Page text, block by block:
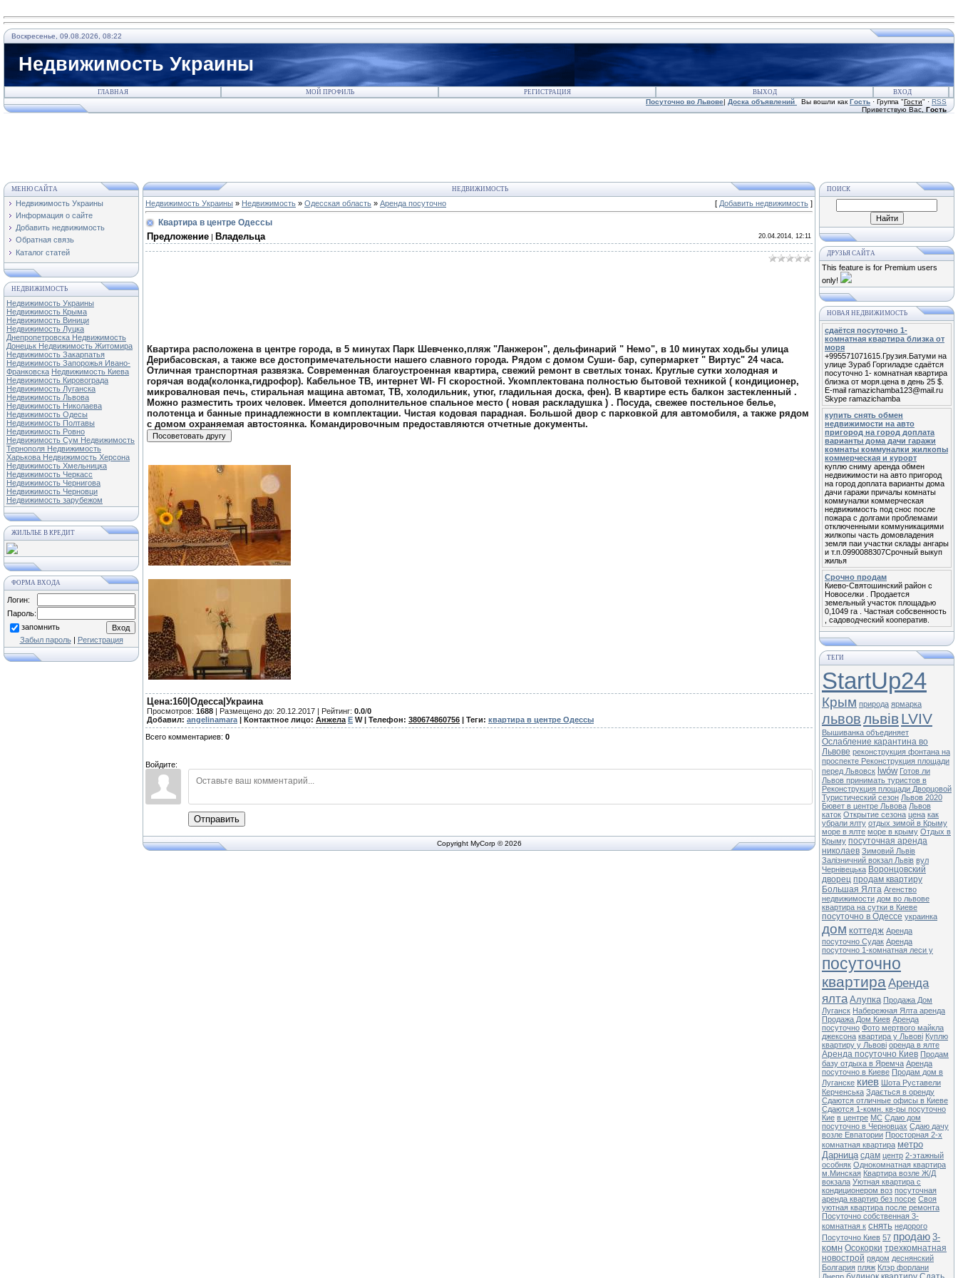
Воскресенье, 09.08.2026, 08:22
Недвижимость Украины
ГЛАВНАЯ МОЙ ПРОФИЛЬ РЕГИСТРАЦИЯ ВЫХОД ВХОД
Посуточно во Львове| Доска объявлений Вы вошли какГость · Группа "Гости" · RSS
Приветствую Вас Гость
МЕНЮ САЙТА
Недвижимость Украины
Информация о сайте
Добавить недвижимость
Обратная связь
Каталог статей
НЕДВИЖИМОСТЬ
Недвижимость Украины
Недвижимость Крыма
Недвижимость Виници
Недвижимость Луцка
Днепропетровска Недвижимость
Донецьк Недвижимость Житомира
Недвижимость Закарпатья
Недвижимость Запорожья Ивано-
Франковска Недвижимость Киева
Недвижимость Кировограда
Недвижимость Луганска
Недвижимость Львова
Недвижимость Николаева
Недвижимость Одесы
Недвижимость Полтавы
Недвижимость Ровно
Недвижимость Сум Недвижимость
Тернополя Недвижимость
Харькова Недвижимость Херсона
Недвижимость Хмельницка
Недвижимость Черкасс
Недвижимость Чернигова
Недвижимость Черновци
Недвижимость зарубежом
ЖИЛЬЛЬЕ В КРЕДИТ
ФОРМА ВХОДА
Логин:
Пароль:
запомнить
Забыл пароль| Регистрация
НЕДВИЖИМОСТЬ
Недвижимость Украины » Недвижимость » Одесская область » Аренда посуточно [ Добавить недвижимость ]
Квартира в центре Одессы
Предложение | Владельца 20.04.2014, 12:11
Квартира расположена в центре города, в 5 минутах Парк Шевченко,пляж "Ланжерон", дельфинарий " Немо", в 10 минутах ходьбы улица
Дерибасовская, а также все достопримечательности нашего славного города. Рядом с домом Суши- бар, супермаркет " Виртус" 24 часа.
Отличная транспортная развязка. Современная благоустроенная квартира, свежий ремонт в светлых тонах. Круглые сутки холодная и
горячая вода(колонка,гидрофор). Кабельное ТВ, интернет WI- FI скоростной. Укомплектована полностью бытовой техникой ( кондиционер,
микровалновая печь, стиральная мащина автомат, ТВ, холодильник, утюг, гладильная доска, фен). В квартире есть балкон застекленный .
Можно разместить троих человек. Имеется дополнительное спальное место ( новая раскладушка ) . Посуда, свежее постельное белье,
полотенца и банные принадлежности в комплектации. Чистая кодовая парадная. Большой двор с парковкой для автомобиля, а также рядом
с домом охраняемая автостоянка. Командировочным предоставляются отчетные документы.
Цена:160|Одесса|Украина
Просмотров: 1688 | Размещено до: 20.12.2017 | Рейтинг: 0.0/0
Добавил: angelinamara | Контактное лицо: Анжела E W| Телефон: 380674860756 | Теги: квартира в центре Одессы
Всего комментариев: 0
Войдите:
Отправить
Copyright MyCorp © 2026
ПОИСК
ДРУЗЬЯ САЙТА
This feature is for Premium users
only!
НОВАЯ НЕДВИЖИМОСТЬ
сдаётся посуточно 1-
комнатная квартира близка от
моря
+995571071615.Грузия.Батуми на
улице Зураб Горгиладзе сдаётся
посуточно 1- комнатная квартира
близка от моря.цена в день 25 $.
E-mail ramazichamba123@mail.ru
Skype ramazichamba
купить снять обмен
недвижимости на авто
пригород на город доплата
варианты дома дачи гаражи
комнаты коммуналки жилкопы
коммерческая и курорт
куплю сниму аренда обмен
недвижимости на авто пригород
на город доплата варианты дома
дачи гаражи причалы комнаты
коммуналки коммерческая
недвижимость под снос после
пожара с долгами проблемами
отключенными коммуникациями
жилкопы часть домовладения
земля паи участки склады ангары
и т.п.0990088307Срочный выкуп
жилья
Срочно продам
Киево-Святошинский район с
Новоселки . Продается
земельный участок площадью
0,1049 га . Частная собсвенность
, садоводческий кооператив.
ТЕГИ
StartUp24
Крым природа ярмарка
львовльвівLVIV
Вышиванка объединяет
Ослабление карантина во
Львове реконструкция фонтана на
проспекте Реконструкция площади
перед Львовск lwów Готов ли
Львов принимать туристов в
Реконструкция площади Дворцовой
Туристический сезон Львов 2020
Бювет в центре Львова Львов
каток Открытие сезона цена как
убрали ялту отдых зимой в Крыму
море в ялте море в крыму Отдых в
Крыму посуточная аренда
николаев Зимовий Львів
Залізничний вокзал Львів вул
Чернівецька Воронцовский
дворец продам квартиру
Большая Ялта Агенство
недвижимости дом во львове
квартира на сутки в Киеве
посуточно в Одессе украинка
дом коттедж Аренда
посуточно Судак Аренда
посуточно 1-комнатная леси у
посуточно
квартираАренда
ялта Алупка Продажа Дом
Луганск Набережная Ялта аренда
Продажа Дом Киев Аренда
посуточно Фото мертвого майкла
джексона квартира у Львові Куплю
квартиру у Львові оренда в ялте
Аренда посуточно Киев Продам
базу отдыха в Яремча Аренда
посуточно в Киеве Продам дом в
Луганске киев Шота Руставели
Керченська Здається в оренду
Сдаются отличные офисы в Киеве
Сдаются 1-комн. кв-ры посуточно
Кие в центре MC Сдаю дом
посуточно в Черновцах Сдаю дачу
возле Евпатории Просторная 2-х
комнатная квартира метро
Дарница сдам центр 2-этажный
особняк Однокомнатная квартира
м.Минская Квартира возле Ж/Д
вокзала Уютная квартира с
кондиционером воз посуточная
аренда квартир без посре Своя
уютная квартира после ремонта
Посуточно собственная 3-
комнатная к снять недорого
Посуточно Киев 57 продаю 3-
комн Осокорки трехкомнатная
новострой рядом деснянский
Болгария пляж Клэр форлани
Днепр